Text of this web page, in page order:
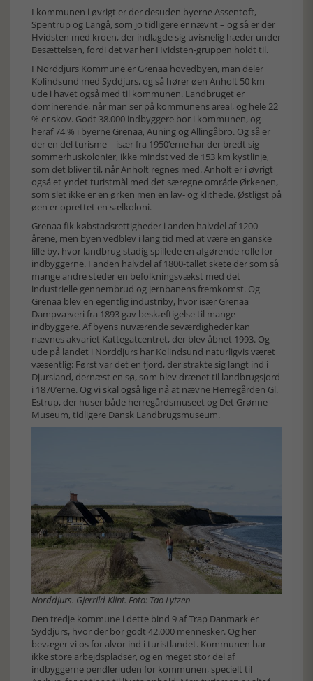
I kommunen i øvrigt er der desuden byerne Assentoft,
Spentrup og Langå, som jo tidligere er nævnt – og så er der
Hvidsten med kroen, der indlagde sig uvisnelig hæder under
Besættelsen, fordi det var her Hvidsten-gruppen holdt til.
I Norddjurs Kommune er Grenaa hovedbyen, man deler
Kolindsund med Syddjurs, og så hører øen Anholt 50 km
ude i havet også med til kommunen. Landbruget er
dominerende, når man ser på kommunens areal, og hele 22
% er skov. Godt 38.000 indbyggere bor i kommunen, og
heraf 74 % i byerne Grenaa, Auning og Allingåbro. Og så er
der en del turisme – især fra 1950’erne har der bredt sig
sommerhuskolonier, ikke mindst ved de 153 km kystlinje,
som det bliver til, når Anholt regnes med. Anholt er i øvrigt
også et yndet turistmål med det særegne område Ørkenen,
som slet ikke er en ørken men en lav- og klithede. Østligst på
øen er oprettet en sælkoloni.
Grenaa fik købstadsrettigheder i anden halvdel af 1200-
årene, men byen vedblev i lang tid med at være en ganske
lille by, hvor landbrug stadig spillede en afgørende rolle for
indbyggerne. I anden halvdel af 1800-tallet skete der som så
mange andre steder en befolkningsvækst med det
industrielle gennembrud og jernbanens fremkomst. Og
Grenaa blev en egentlig industriby, hvor især Grenaa
Dampvæveri fra 1893 gav beskæftigelse til mange
indbyggere. Af byens nuværende seværdigheder kan
nævnes akvariet Kattegatcentret, der blev åbnet 1993. Og
ude på landet i Norddjurs har Kolindsund naturligvis været
væsentlig: Først var det en fjord, der strakte sig langt ind i
Djursland, dernæst en sø, som blev drænet til landbrugsjord
i 1870’erne. Og vi skal også lige nå at nævne Herregården Gl.
Estrup, der huser både herregårdsmuseet og Det Grønne
Museum, tidligere Dansk Landbrugsmuseum.
Norddjurs. Gjerrild Klint. Foto: Tao Lytzen
Den tredje kommune i dette bind 9 af Trap Danmark er
Syddjurs, hvor der bor godt 42.000 mennesker. Og her
bevæger vi os for alvor ind i turistlandet. Kommunen har
ikke store arbejdspladser, og en meget stor del af
indbyggerne pendler uden for kommunen, specielt til